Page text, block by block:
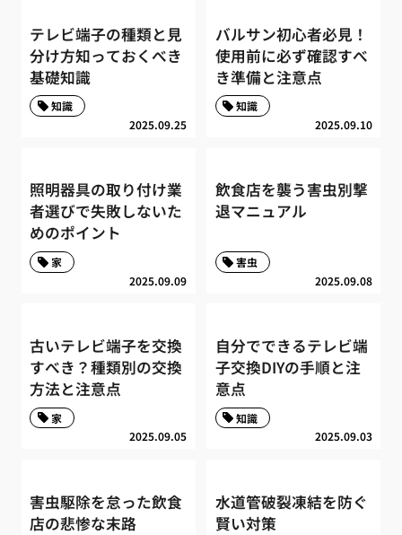
テレビ端子の種類と見
分け方知っておくべき
基礎知識
2025.09.25
知識
バルサン初心者必見！
使用前に必ず確認すべ
き準備と注意点
2025.09.10
知識
照明器具の取り付け業
者選びで失敗しないた
めのポイント
2025.09.09
家
飲食店を襲う害虫別撃
退マニュアル
2025.09.08
害虫
古いテレビ端子を交換
すべき？種類別の交換
方法と注意点
2025.09.05
家
自分でできるテレビ端
子交換DIYの手順と注
意点
2025.09.03
知識
害虫駆除を怠った飲食
店の悲惨な末路
水道管破裂凍結を防ぐ
賢い対策